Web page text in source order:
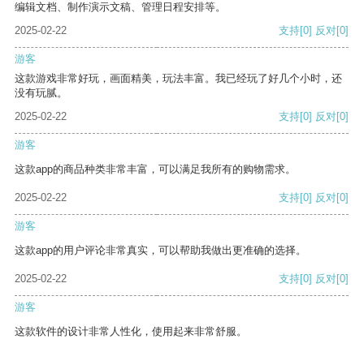
编辑文档、制作演示文稿、管理日程安排等。
2025-02-22
支持[0] 反对[0]
游客
这款游戏非常好玩，画面精美，玩法丰富。我已经玩了好几个小时，还
没有玩腻。
2025-02-22
支持[0] 反对[0]
游客
这款app的商品种类非常丰富，可以满足我所有的购物需求。
2025-02-22 支持[0] 反对[0]
游客
这款app的用户评论非常真实，可以帮助我做出更准确的选择。
2025-02-22 支持[0] 反对[0]
游客
这款软件的设计非常人性化，使用起来非常舒服。